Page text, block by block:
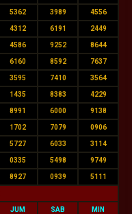
5362 3989 4556
4312 6191 2449
4586 9252 8644
6160 8592 7637
3595 7410 3564
1435 8383 4229
8991 6000 9138
1702 7079 0906
5727 6033 3114
0335 5498 9749
8927 0939 5111
JUM SAB MIN